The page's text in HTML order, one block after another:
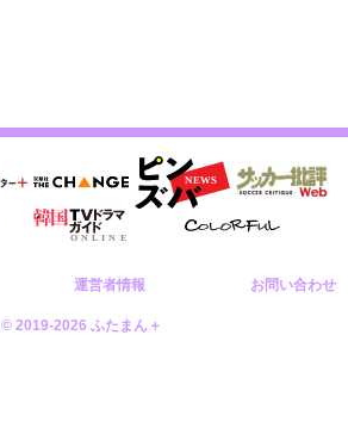
運営者情報 お問い合わせ
© 2019-2026 ふたまん＋